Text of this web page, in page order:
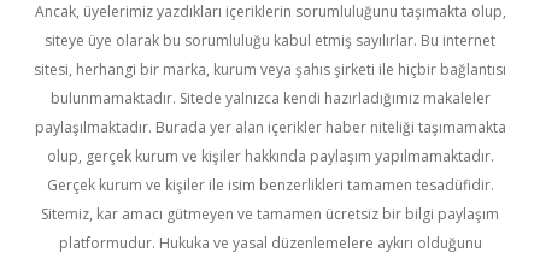
Ancak, üyelerimiz yazdıkları içeriklerin sorumluluğunu taşımakta olup,
siteye üye olarak bu sorumluluğu kabul etmiş sayılırlar. Bu internet
sitesi, herhangi bir marka, kurum veya şahıs şirketi ile hiçbir bağlantısı
bulunmamaktadır. Sitede yalnızca kendi hazırladığımız makaleler
paylaşılmaktadır. Burada yer alan içerikler haber niteliği taşımamakta
olup, gerçek kurum ve kişiler hakkında paylaşım yapılmamaktadır.
Gerçek kurum ve kişiler ile isim benzerlikleri tamamen tesadüfidir.
Sitemiz, kar amacı gütmeyen ve tamamen ücretsiz bir bilgi paylaşım
platformudur. Hukuka ve yasal düzenlemelere aykırı olduğunu